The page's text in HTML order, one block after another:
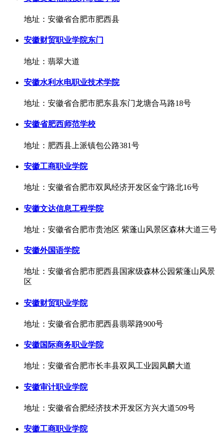
地址：安徽省合肥市肥西县
安徽财贸职业学院东门
地址：翡翠大道
安徽水利水电职业技术学院
地址：安徽省合肥市肥东县东门龙塘合马路18号
安徽省肥西师范学校
地址：肥西县上派镇包公路381号
安徽工商职业学院
地址：安徽省合肥市双凤经济开发区金宁路北16号
安徽文达信息工程学院
地址：安徽省合肥市贵池区 紫蓬山风景区森林大道三号
安徽外国语学院
地址：安徽省合肥市肥西县国家级森林公园紫蓬山风景
区
安徽财贸职业学院
地址：安徽省合肥市肥西县翡翠路900号
安徽国际商务职业学院
地址：安徽省合肥市长丰县双凤工业园凤麟大道
安徽审计职业学院
地址：安徽省合肥经济技术开发区方兴大道509号
安徽工商职业学院